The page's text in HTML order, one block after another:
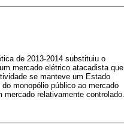
de 2013-2014 substituiu o
mercado elétrico atacadista que
se manteve um Estado
monopólio público ao mercado
relativamente controlado.